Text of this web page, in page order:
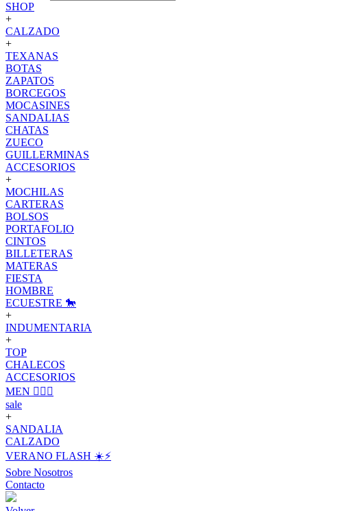
SHOP
+
CALZADO
+
TEXANAS
BOTAS
ZAPATOS
BORCEGOS
MOCASINES
SANDALIAS
CHATAS
ZUECO
GUILLERMINAS
ACCESORIOS
+
MOCHILAS
CARTERAS
BOLSOS
PORTAFOLIO
CINTOS
BILLETERAS
MATERAS
FIESTA
HOMBRE
ECUESTRE 🐎
+
INDUMENTARIA
+
TOP
CHALECOS
ACCESORIOS
MEN 🙋🏽‍♂️
sale
+
SANDALIA
CALZADO
VERANO FLASH ☀️⚡️
Sobre Nosotros
Contacto